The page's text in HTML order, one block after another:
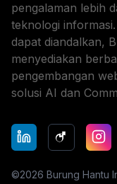
pengalaman lebih
teknologi
dapat diandalkan,
menyediakan
pengembangan
solusi AI dan
©2026 Burung Hantu